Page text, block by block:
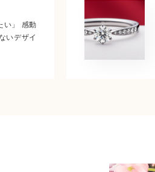
い」 感動
いデザイ